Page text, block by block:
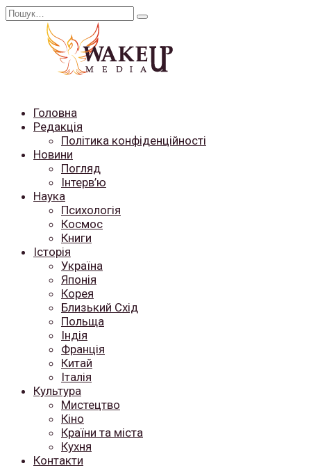
Перейти
Search
Головна
Редакція
Політика конфіденційності
Новини
Погляд
Інтерв’ю
Наука
Психологія
Космос
Книги
Історія
Україна
Японія
Корея
Близький Схід
Польща
Індія
Франція
Китай
Італія
Культура
Мистецтво
Кіно
Країни та міста
Кухня
Контакти